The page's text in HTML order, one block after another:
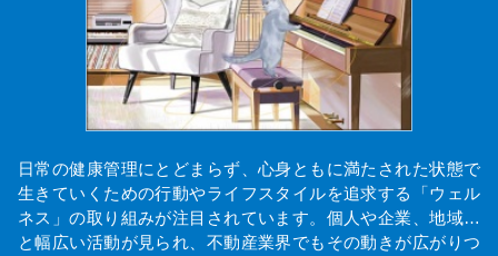
日常の健康管理にとどまらず、心身ともに満たされた状態で
生きていくための行動やライフスタイルを追求する「ウェル
ネス」の取り組みが注目されています。個人や企業、地域…
と幅広い活動が見られ、不動産業界でもその動きが広がりつ